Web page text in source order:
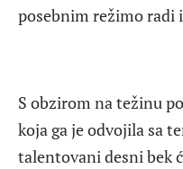
posebnim režimo radi
S obzirom na težinu
koja ga je odvojila sa
talentovani desni bek